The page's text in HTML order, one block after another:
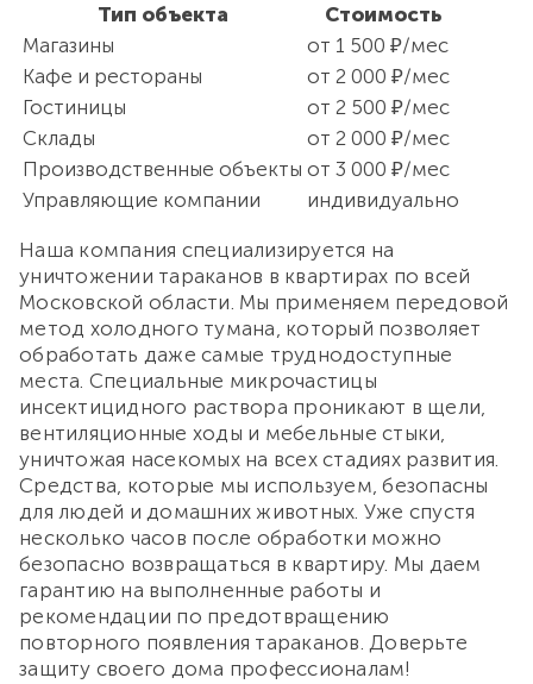
Тип объекта
Стоимость
Магазины
от 1 500 ₽/мес
Кафе и рестораны
от 2 000 ₽/мес
Гостиницы
от 2 500 ₽/мес
Склады
от 2 000 ₽/мес
Производственные объекты от 3 000 ₽/мес
Управляющие компании
индивидуально
Наша компания специализируется на
уничтожении тараканов в квартирах по всей
Московской области. Мы применяем передовой
метод холодного тумана, который позволяет
обработать даже самые труднодоступные
места. Специальные микрочастицы
инсектицидного раствора проникают в щели,
вентиляционные ходы и мебельные стыки,
уничтожая насекомых на всех стадиях развития.
Средства, которые мы используем, безопасны
для людей и домашних животных. Уже спустя
несколько часов после обработки можно
безопасно возвращаться в квартиру. Мы даем
гарантию на выполненные работы и
рекомендации по предотвращению
повторного появления тараканов. Доверьте
защиту своего дома профессионалам!